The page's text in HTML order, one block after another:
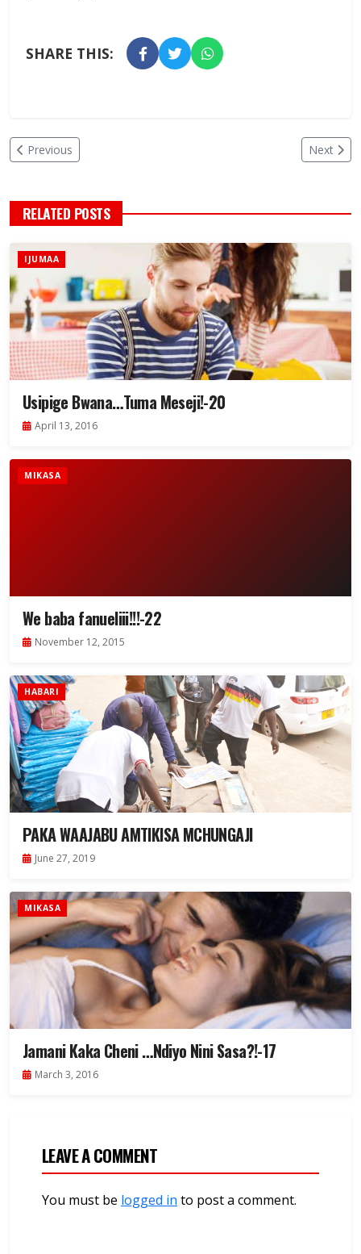
SHARE THIS:
Previous Next
RELATED POSTS
IJUMAA
Usipige Bwana…Tuma Meseji!-20
April 13, 2016
MIKASA
We baba fanueliii!!!-22
November 12, 2015
HABARI
PAKA WAAJABU AMTIKISA MCHUNGAJI
June 27, 2019
MIKASA
Jamani Kaka Cheni …Ndiyo Nini Sasa?!-17
March 3, 2016
LEAVE A COMMENT
You must be logged in to post a comment.